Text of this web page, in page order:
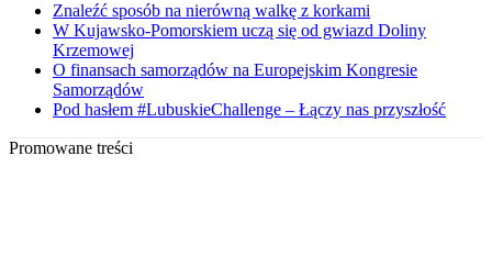
Znaleźć sposób na nierówną walkę z korkami
W Kujawsko-Pomorskiem uczą się od gwiazd Doliny
Krzemowej
O finansach samorządów na Europejskim Kongresie
Samorządów
Pod hasłem #LubuskieChallenge – Łączy nas przyszłość
Promowane treści